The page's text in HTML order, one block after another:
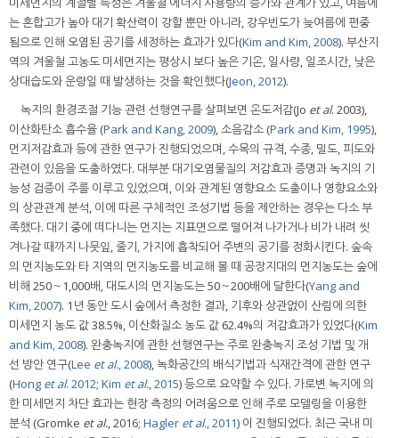
는 혼합고가 높아 대기 확산력이 강할 뿐만 아니라, 강우빈도가 늦여름에 편중
됨으로 인해 오염된 공기를 세정하는 효과가 있다(Kim and Kim, 2008). 부산지
역의 겨울철 고농도 미세먼지는 평상시 보다 높은 기온, 일사량, 일조시간, 낮은
상대습도와 운량일 때 발생하는 것을 확인했다(Jeon, 2012).
녹지의 환경조절 기능 관련 선행연구를 살펴보면 온도저감(Jo et al. 2003),
이산화탄소 흡수율 (Park and Kang, 2009), 소음감소 (Park and Kim, 1995),
먼지저감효과 등에 관한 연구가 진행되었으며, 수목의 규격, 수종, 밀도, 피도와
관련이 있음을 도출하였다. 대부분 대기오염물질의 저감효과 증명과 녹지의 기
능성 검증이 주를 이루고 있었으며, 이와 관계된 영향요소 도출이나 영향요소와
의 상관관계 분석, 이에 따른 구체적인 조성기법 등을 제안하는 경우는 다소 부
족했다. 대기 중에 떠다니는 먼지는 지표면으로 떨어져 나가거나 비가 내려 씻
겨나갈 때까지 나뭇잎, 줄기, 가지에 흡착되어 주변의 공기를 정화시킨다. 숲속
의 먼지농도와 타 지역의 먼지농도를 비교해 볼 때 공장지대의 먼지농도는 숲에
비해 250～1,000배, 대도시의 먼지농도는 50～200배에 달한다(Yang and
Kim, 2007). 1년 동안 도시 숲에서 측정한 결과, 기후와 상관없이 산림에 의한
미세먼지 농도 값 38.5%, 이산화질소 농도 값 62.4%의 저감효과가 있었다(Kim
and Kim, 2008). 완충녹지에 관한 선행연구는 주로 완충녹지 조성 기법 및 개
선 방안 연구(Lee et al., 2008), 녹화공간의 배식기법과 식재간격에 관한 연구
(Hong et al. 2012; Kim et al., 2015) 등으로 요약할 수 있다. 가로변 녹지에 의
한 미세먼지 차단 효과는 현장 측정의 어려움으로 인해 주로 모델링을 이용한
분석 (Gromke et al., 2016; Hagler et al., 2011) 이 진행되었다. 최근 국내 미